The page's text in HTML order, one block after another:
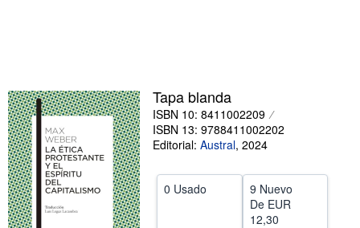
Vendedores
Comenzar a vender
Ayuda
CERRAR
Tapa blanda
ISBN 10: 8411002209
ISBN 13: 9788411002202
Editorial: Austral, 2024
0 Usado
9 Nuevo
De EUR
12,30